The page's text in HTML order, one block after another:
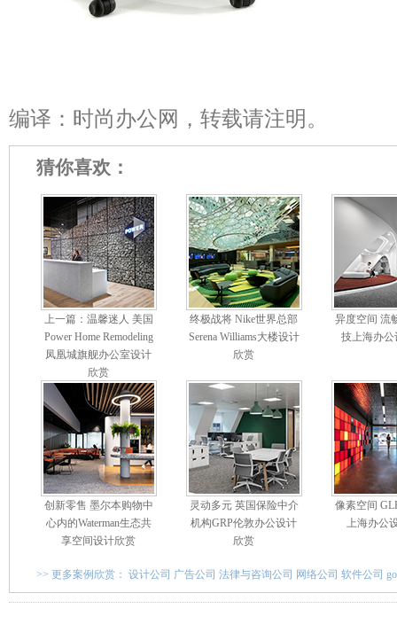
编译：时尚办公网，转载请注明。
猜你喜欢：
上一篇：温馨迷人 美国
Power Home Remodeling
凤凰城旗舰办公室设计
欣赏
终极战将 Nike世界总部
Serena Williams大楼设计
欣赏
异度空间 流
技上海办公
创新零售 墨尔本购物中
心内的Waterman生态共
享空间设计欣赏
灵动多元 英国保险中介
机构GRP伦敦办公设计
欣赏
像素空间
上海办公
>> 更多案例欣赏： 设计公司 广告公司 法律与咨询公司 网络公司 软件公司